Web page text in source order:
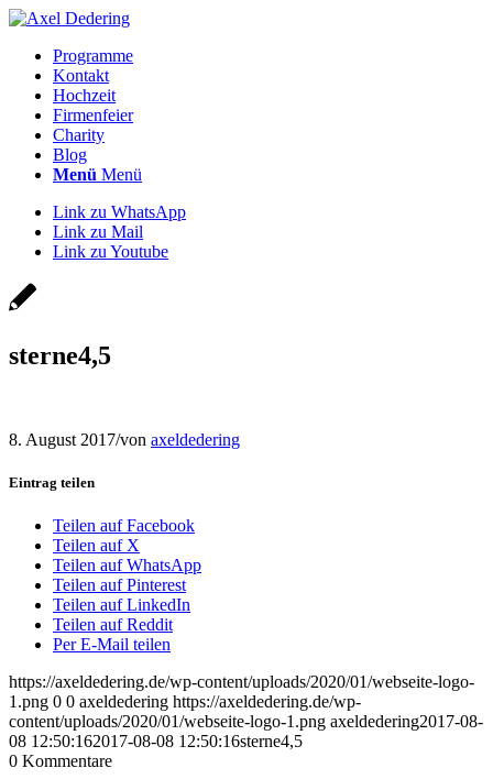
Programme
Kontakt
Hochzeit
Firmenfeier
Charity
Blog
Menü Menü
Link zu WhatsApp
Link zu Mail
Link zu Youtube
sterne4,5
8. August 2017/von axeldedering
Eintrag teilen
Teilen auf Facebook
Teilen auf X
Teilen auf WhatsApp
Teilen auf Pinterest
Teilen auf LinkedIn
Teilen auf Reddit
Per E-Mail teilen
https://axeldedering.de/wp-content/uploads/2020/01/webseite-logo-
1.png 0 0 axeldedering https://axeldedering.de/wp-
content/uploads/2020/01/webseite-logo-1.png axeldedering2017-08-
08 12:50:162017-08-08 12:50:16sterne4,5
0 Kommentare